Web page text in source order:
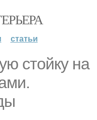
статьи
стойку на